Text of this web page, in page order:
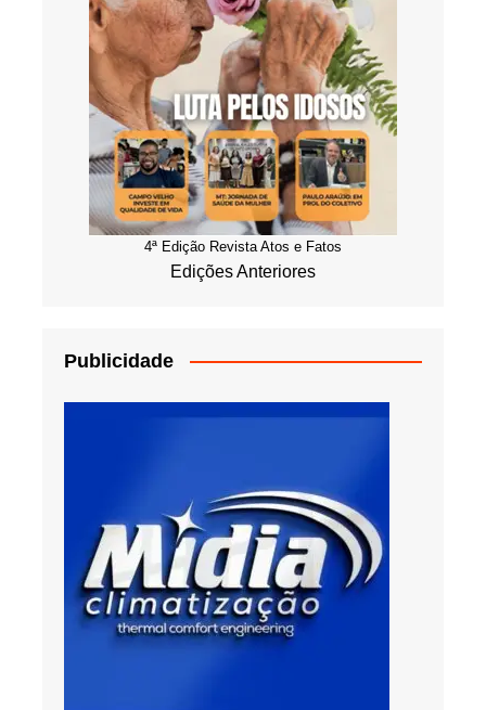
4ª Edição Revista Atos e Fatos
Edições Anteriores
Publicidade